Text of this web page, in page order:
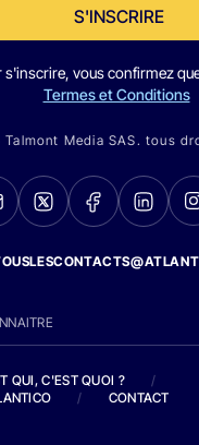
S'INSCRIRE
s'inscrire, vous confirmez
Termes et Conditions
Media SAS. tous
QUI, C'EST QUOI ?
/
/ CONTACT